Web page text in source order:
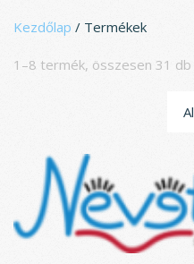
Kezdőlap / Termékek
1–8 termék, összesen 31 db